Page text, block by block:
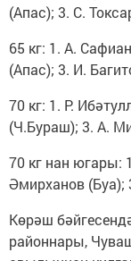
(Апас); 3. С.
65 кг: 1. А.
(Апас); 3. И.
70 кг: 1. Р.
(Ч.Бураш); 3. А.
70 кг нан югары:
Әмирханов (Буа);
Көрәш
районнары,